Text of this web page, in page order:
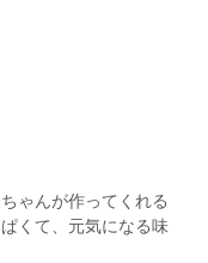
ゃんが作ってくれる
くて、元気になる味